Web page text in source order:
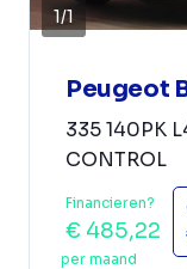
1/1
Peugeot
335 140PK
CONTROL
Financieren?
€ 485,22
per maand